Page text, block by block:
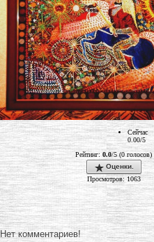
Сейчас
0.00/5
Рейтинг: 0.0/5 (0 голосов)
Оценки.
Просмотров: 1063
Нет комментариев!